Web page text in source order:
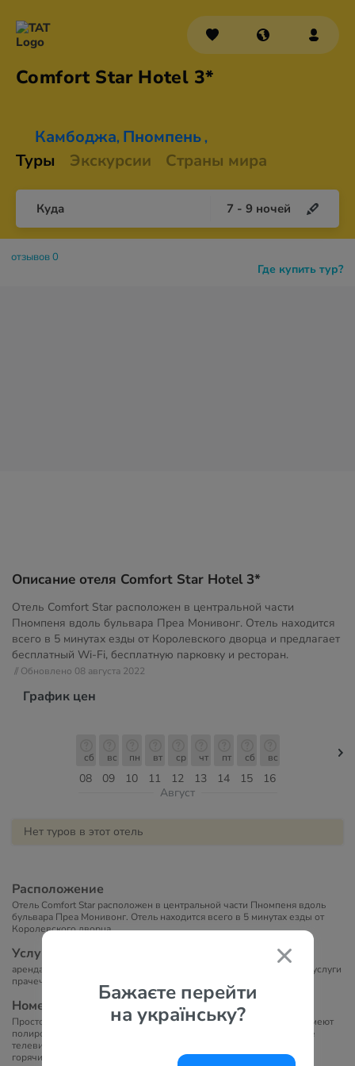
Бажаєте перейти
на українську?
Comfort Star Hotel 3*
Камбоджа, Пномпень ,
Туры Экскурсии Страны мира
Куда 7 - 9 ночей
Где купить тур?
отзывов 0
Описание отеля Comfort Star Hotel 3*
Отель Comfort Star расположен в центральной части
Пномпеня вдоль бульвара Преа Монивонг. Отель находится
всего в 5 минутах езды от Королевского дворца и предлагает
бесплатный Wi-Fi, бесплатную парковку и ресторан.
// Обновлено 08 августа 2022
График цен
08
сб
09
вс
10
пн
11
вт
12
ср
13
чт
14
пт
15
сб
16
вс
Август
Нет туров в этот отель
Расположение
Отель Comfort Star расположен в центральной части Пномпеня вдоль
бульвара Преа Монивонг. Отель находится всего в 5 минутах езды от
Королевского дворца.
Услуги в отеле
аренда автомобиля, круглосуточная стойка приема и регистрации, услуги
прачечной и бизнес-центра, ресторан
Номера
Просторные спальни отеля Star Comfort оформлены со вкусом и имеют
полированные деревянные полы. Во всех номерах есть кабельное
телевидение и мини-бар. Ванные комнаты располагают ванной и
горячим душем.